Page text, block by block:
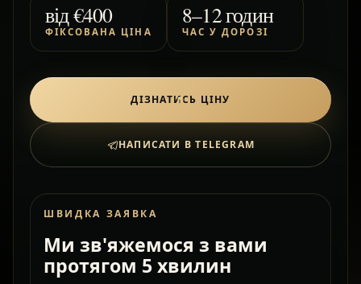
від€400
ФІКСОВАНА ЦІНА
8–12 годин
ЧАС У ДОРОЗІ
ДІЗНАТИСЬ ЦІНУ
НАПИСАТИ В TELEGRAM
ШВИДКА ЗАЯВКА
Ми зв'яжемося з вами
протягом 5 хвилин